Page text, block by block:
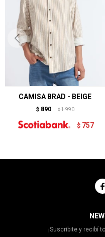
CAMISA BRAD - BEIGE
$ 890 $ 1.990
$ 757

¡Suscribite y recibí